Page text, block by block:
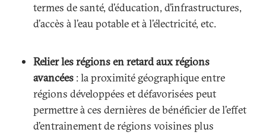
termes de santé, d’éducation, d’infrastructures,
d’accès à l’eau potable et à l’électricité, etc.
Relier les régions en retard aux régions
avancées : la proximité géographique entre
régions développées et défavorisées peut
permettre à ces dernières de bénéficier de l’effet
d’entrainement de régions voisines plus